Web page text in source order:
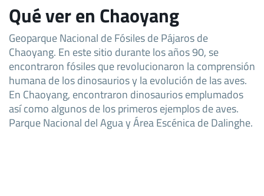
Qué ver en Chaoyang
Geoparque Nacional de Fósiles de Pájaros de
Chaoyang. En este sitio durante los años 90, se
encontraron fósiles que revolucionaron la comprensión
humana de los dinosaurios y la evolución de las aves.
En Chaoyang, encontraron dinosaurios emplumados
así como algunos de los primeros ejemplos de aves.
Parque Nacional del Agua y Área Escénica de Dalinghe.